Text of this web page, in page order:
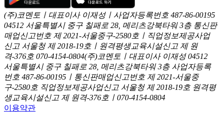
(주)코멘토ㅣ대표이사 이재성ㅣ사업자등록번호 487-86-00195
04512 서울특별시 중구 칠패로 28, 메리츠강북타워 3층 통신판
매업신고번호 제 2021-서울중구-2580호ㅣ직업정보제공사업
신고 서울청 제 2018-19호ㅣ원격평생교육시설신고 제 원
격-376호 070-4154-0804(주)코멘토ㅣ대표이사 이재성 04512
서울특별시 중구 칠패로 28, 메리츠강북타워 3층 사업자등록
번호 487-86-00195ㅣ통신판매업신고번호 제 2021-서울중
구-2580호 직업정보제공사업신고 서울청 제 2018-19호 원격평
생교육시설신고 제 원격-376호ㅣ070-4154-0804
이용약관